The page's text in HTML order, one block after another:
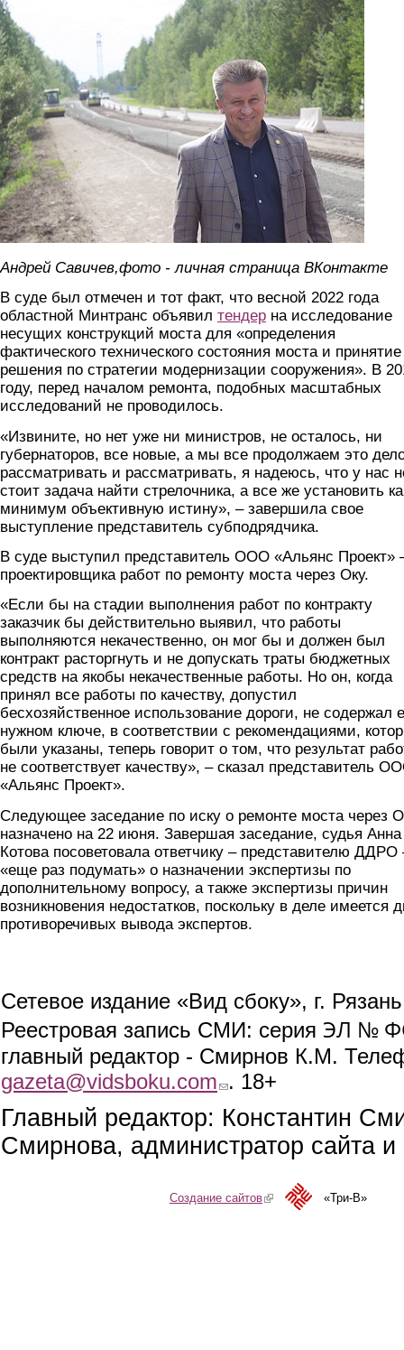
savichev.jpg
Андрей Савичев,фото - личная страница ВКонтакте
В суде был отмечен и тот факт, что весной 2022 года
областной Минтранс объявил тендер на исследование
несущих конструкций моста для «определения
фактического технического состояния моста и принятие
решения по стратегии модернизации сооружения». В
году, перед началом ремонта, подобных масштабных
исследований не проводилось.
«Извините, но нет уже ни министров, не осталось, ни
губернаторов, все новые, а мы все продолжаем это
рассматривать и рассматривать, я надеюсь, что у нас
стоит задача найти стрелочника, а все же установить
минимум объективную истину», – завершила свое
выступление представитель субподрядчика.
В суде выступил представитель ООО «Альянс Проект»
проектировщика работ по ремонту моста через Оку.
«Если бы на стадии выполнения работ по контракту
заказчик бы действительно выявил, что работы
выполняются некачественно, он мог бы и должен был
контракт расторгнуть и не допускать траты бюджетных
средств на якобы некачественные работы. Но он, когда
принял все работы по качеству, допустил
бесхозяйственное использование дороги, не содержал
нужном ключе, в соответствии с рекомендациями,
были указаны, теперь говорит о том, что результат
не соответствует качеству», – сказал представитель
«Альянс Проект».
Следующее заседание по иску о ремонте моста через
назначено на 22 июня. Завершая заседание, судья Анна
Котова посоветовала ответчику – представителю ДДРО
«еще раз подумать» о назначении экспертизы по
дополнительному вопросу, а также экспертизы причин
возникновения недостатков, поскольку в деле имеется
противоречивых вывода экспертов.
Сетевое издание «Вид сбоку», г.
Реестровая запись СМИ: серия ЭЛ №
главный редактор - Смирнов К.М.
gazeta@vidsboku.com (link sends e-mail)
. 18+
Главный редактор: Константин
Смирнова, администратор сайта
Создание сайтов(link is external)«Три-В»